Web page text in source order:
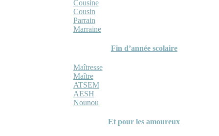
Cousine
Cousin
Parrain
Marraine
Fin d’année scolaire
Maîtresse
Maître
ATSEM
AESH
Nounou
Et pour les amoureux